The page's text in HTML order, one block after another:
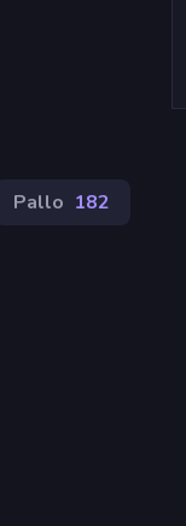
Pallo 182